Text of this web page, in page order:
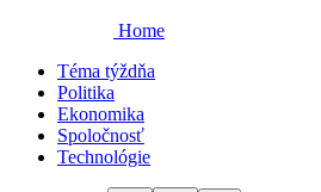
Home
Téma týždňa
Politika
Ekonomika
Spoločnosť
Technológie